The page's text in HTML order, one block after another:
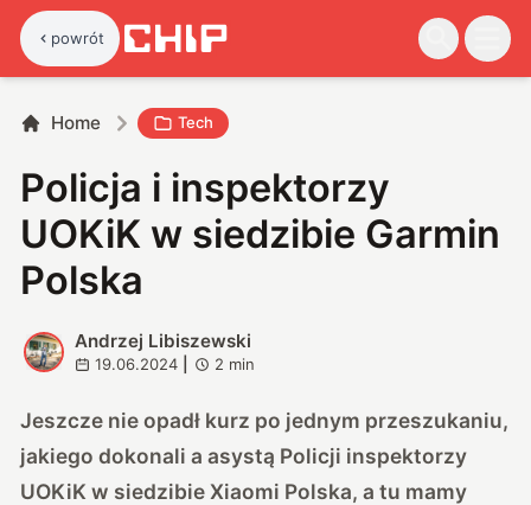
powrót
Home Tech
Policja i inspektorzy
UOKiK w siedzibie Garmin
Polska
A
Andrzej Libiszewski
19.06.2024 2 min
Jeszcze nie opadł kurz po jednym przeszukaniu,
jakiego dokonali a asystą Policji inspektorzy
UOKiK w siedzibie Xiaomi Polska, a tu mamy